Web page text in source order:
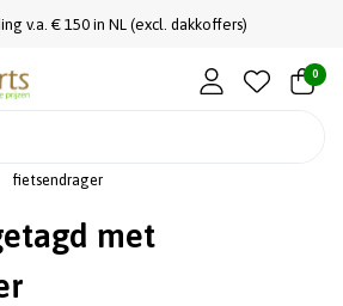
v.a. € 150 in NL (excl. dakkoffers)
0
fietsendrager
met